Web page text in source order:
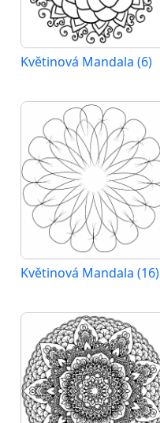
Květinová Mandala (6)
Květinová Mandala (16)